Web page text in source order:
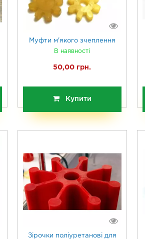
Муфти м'якого зчеплення
В наявності
50,00 грн.
Купити
Зірочки поліуретанові для